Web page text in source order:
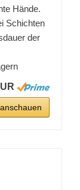
Hände.
Schichten
der